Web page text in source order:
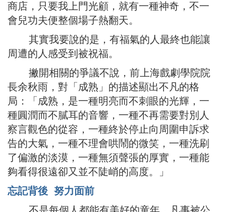
商店，只要我上門光顧，就有一種神奇，不一
會兒功夫便整個場子熱翻天。
其實我要說的是，有福氣的人最終也能讓
周遭的人感受到被祝福。
撇開相關的爭議不說，前上海戲劇學院院
長余秋雨，對「成熟」的描述顯出不凡的格
局：「成熟，是一種明亮而不刺眼的光輝，一
種圓潤而不膩耳的音響，一種不再需要對別人
察言觀色的從容，一種終於停止向周圍申訴求
告的大氣，一種不理會哄鬧的微笑，一種洗刷
了偏激的淡漠，一種無須聲張的厚實，一種能
夠看得很遠卻又並不陡峭的高度。」
忘記背後 努力面前